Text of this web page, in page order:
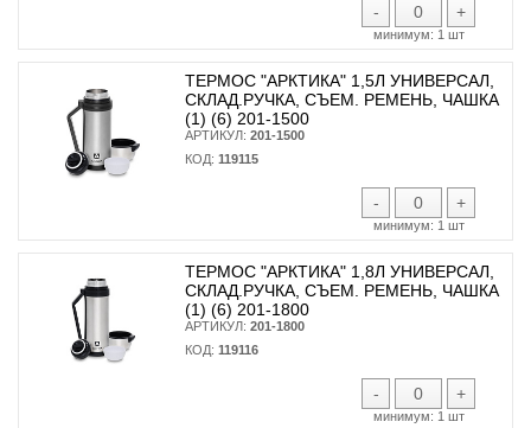
- +
минимум: 1 шт
ТЕРМОС "АРКТИКА" 1,5Л УНИВЕРСАЛ,
СКЛАД.РУЧКА, СЪЕМ. РЕМЕНЬ, ЧАШКА
(1) (6) 201-1500
АРТИКУЛ: 201-1500
КОД: 119115
- +
минимум: 1 шт
ТЕРМОС "АРКТИКА" 1,8Л УНИВЕРСАЛ,
СКЛАД.РУЧКА, СЪЕМ. РЕМЕНЬ, ЧАШКА
(1) (6) 201-1800
АРТИКУЛ: 201-1800
КОД: 119116
- +
минимум: 1 шт